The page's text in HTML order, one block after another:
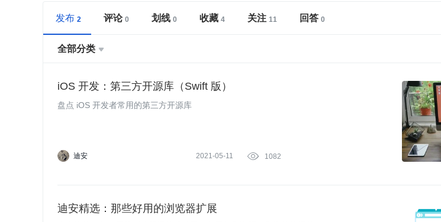
发布 评论 划线 收藏 关注 回答
全部分类 
iOS 开发：第三方开源库（Swift 版）
盘点 iOS 开发者常用的第三方开源库
迪安 2021-05-11  1082
迪安精选：那些好用的浏览器扩展